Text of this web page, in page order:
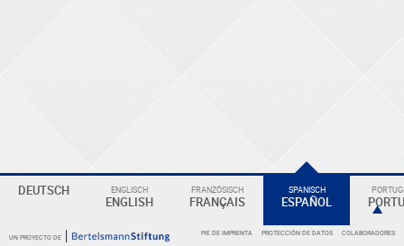
DEUTSCH ENGLISCH
ENGLISH
FRANZÖSISCH
FRANÇAIS
SPANISCH
ESPAÑOL
UN PROYECTO DE PIE DE IMPRENTA PROTECCIÓN DE DATOS COLABORADORES
ELEKTRONIKER
Überschrift